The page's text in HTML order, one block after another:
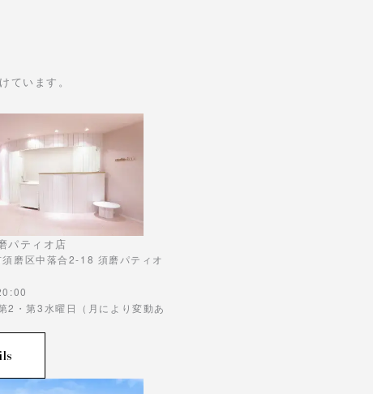
ています。
パティオ店
磨区中落合2-18 須磨パティオ
2・第3水曜日（月により変動あ